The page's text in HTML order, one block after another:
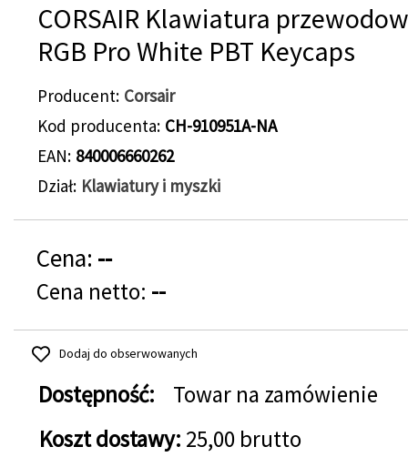
CORSAIR Klawiatura
RGB Pro White PBT Keycaps
Producent Corsair
Kod producenta CH-910951A-NA
EAN 840006660262
Dział Klawiatury i myszki
Cena: --
Cena netto: --
Dodaj do obserwowanych
Dostępność:
Towar na zamówienie
Koszt dostawy: 25,00 brutto